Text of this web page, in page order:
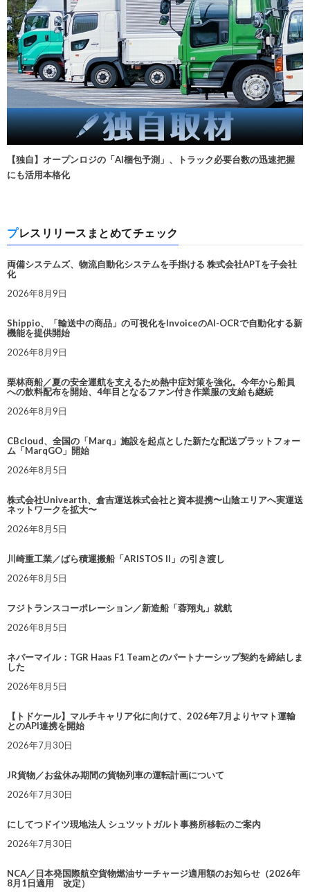
【独自】オープンロジの「AI梱包予測」、トラック必要台数の迅速把握
にも活用本格化
プレスリリースまとめてチェック
両備システムズ、物流自動化システムを手掛ける 株式会社APTを子会社
化
2026年8月9日
Shippio、「輸送中の商品」の可視化をInvoiceのAI-OCRで自動化する新
機能を提供開始
2026年8月9日
栗林商船／夏の安全運航を支えるため熱中症対策を強化。今年から船員
への飲料配布を開始、4年目となるファン付き作業服の支給も継続
2026年8月9日
CBcloud、全国の「Marq」施設を起点とした新たな配送プラットフォー
ム「MarqGO」開始
2026年8月5日
株式会社Univearth、倉吉運送株式会社と資本提携〜山陰エリアへ実運送
ネットワークを拡大〜
2026年8月5日
川崎重工業／ばら積運搬船「ARISTOS II」の引き渡し
2026年8月5日
フジトランスコーポレーション／新造船「蓉翔丸」就航
2026年8月5日
ネバーマイル：TGR Haas F1 Teamとのパートナーシップ契約を締結しま
した
2026年8月5日
【トドケール】マルチキャリア化に向けて、2026年7月よりヤマト運輸
とのAPI連携を開始
2026年7月30日
JR貨物／お盆休み期間の貨物列車の運転計画について
2026年7月30日
にしてつドイツ現地法人 シュツットガルト事務所移転のご案内
2026年7月30日
NCA／日本発国際航空貨物燃油サーチャージ適用額のお知らせ（2026年
8月1日適用 改定）